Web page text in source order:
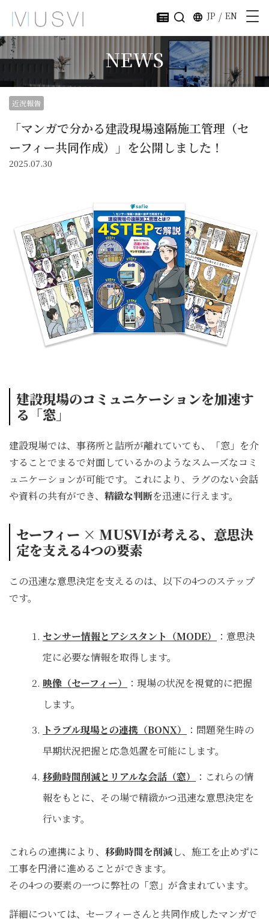
JP / EN
NEWS
近況報告
「マンガで分かる建設現場遠隔施工管理（セ
ーフィー共同作成）」を公開しました！
2025.07.30
建設現場のコミュニケーションを加速す
る「窓」
建設現場では、事務所と詰所が離れていても、「窓」を介
することでまるで対面しているかのようなスムーズなコミ
ュニケーションが可能です。これにより、ラグのない会話
や資料の共有ができ、 精緻な判断を迅速に行えます。
セーフィー × MUSVIが考える、意思決
定を支える4つの要素
この迅速な意思決定を支えるのは、以下の4つのステップ
です。
センサー情報とアシスタント（MODE）
：意思決
定に必要な情報を取得します。
映像（セーフィー）
：現場の状況を視覚的に把握
します。
トラブル現場との連携（BONX）
：問題発生時の
早期状況把握と応急処置を可能にします。
移動時間削減とリアルな会話（窓）
：これらの情
報をもとに、その場で精緻かつ迅速な意思決定を
行います。
これらの連携により、 移動時間を削減し、施工を止めずに
工事を円滑に進めることができます。
その4つの要素の一つに弊社の「窓」が含まれています。
詳細については、セーフィーさんと共同作成したマンガで